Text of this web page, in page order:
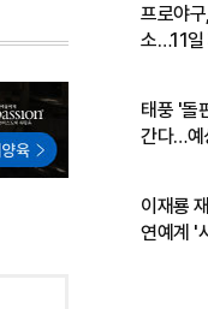
프로야
소…11일
태풍 '돌
간다…예
이재룡
연예계 '